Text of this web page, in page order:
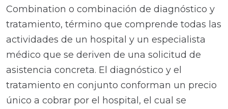
Combination o combinación de diagnóstico y
tratamiento, término que comprende todas las
actividades de un hospital y un especialista
médico que se deriven de una solicitud de
asistencia concreta. El diagnóstico y el
tratamiento en conjunto conforman un precio
único a cobrar por el hospital, el cual se